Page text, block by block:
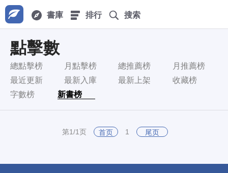
書庫 排行 搜索
點擊數
總點擊榜 月點擊榜 總推薦榜
月推薦榜
最近更新
最新入庫 最新上架
收藏榜
字數榜
新書榜
第1/1页 首页 1 尾页